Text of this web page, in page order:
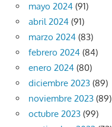
mayo 2024 (91)
abril 2024 (91)
marzo 2024 (83)
febrero 2024 (84)
enero 2024 (80)
diciembre 2023 (89)
noviembre 2023 (89)
octubre 2023 (99)